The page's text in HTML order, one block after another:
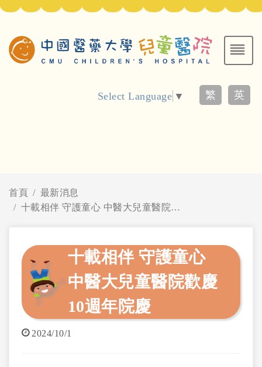
Select Language ▼ 繁 英
首頁
最新消息
十載相伴 守護童心 中醫大兒童醫院歡慶10週年院慶
十載相伴 守護童心
中醫大兒童醫院歡慶
10週年院慶
2024/10/1